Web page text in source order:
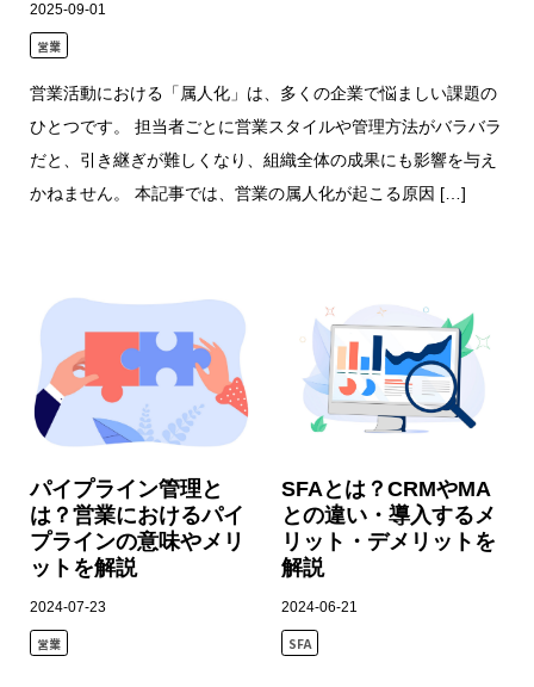
2025-09-01
営業
営業活動における「属人化」は、多くの企業で悩ましい課題の
ひとつです。 担当者ごとに営業スタイルや管理方法がバラバラ
だと、引き継ぎが難しくなり、組織全体の成果にも影響を与え
かねません。 本記事では、営業の属人化が起こる原因 […]
パイプライン管理と
は？営業におけるパイ
プラインの意味やメリ
ットを解説
2024-07-23
営業
SFAとは？CRMやMA
との違い・導入するメ
リット・デメリットを
解説
2024-06-21
SFA